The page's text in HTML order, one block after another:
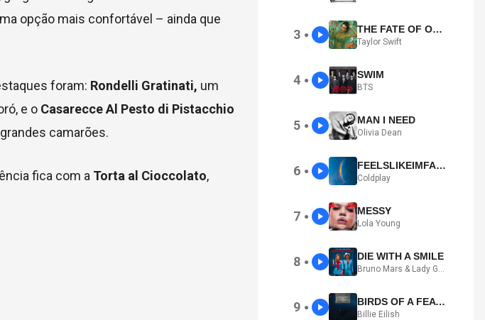
opção mais confortável – ainda que
foram: Rondelli Gratinati, um
e o Casarecce Al Pesto di Pistacchio
camarões.
fica com a Torta al Cioccolato,
3 ● THE FATE OF OPHELIA
Taylor Swift
4 ● SWIM
BTS
5 ● MAN I NEED
Olivia Dean
6 ● FEELSLIKEIMFALLINGINLOVE
Coldplay
7 ● MESSY
Lola Young
8 ● DIE WITH A SMILE
Bruno Mars & Lady Gaga
9 ● BIRDS OF A FEATHER
Billie Eilish